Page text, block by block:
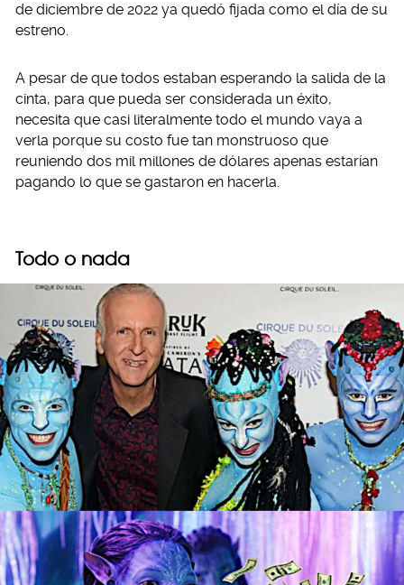
de diciembre de 2022 ya quedó fijada como el día de su
estreno.
A pesar de que todos estaban esperando la salida de la
cinta, para que pueda ser considerada un éxito,
necesita que casi literalmente todo el mundo vaya a
verla porque su costo fue tan monstruoso que
reuniendo dos mil millones de dólares apenas estarían
pagando lo que se gastaron en hacerla.
Todo o nada